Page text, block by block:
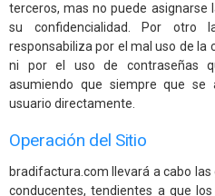
terceros, mas no puede asignarse
su confidencialidad. Por otro
responsabiliza por el mal uso de la
ni por el uso de contraseñas
asumiendo que siempre que se
usuario directamente.
Operación del Sitio
bradifactura.com llevará a cabo
conducentes, tendientes a que